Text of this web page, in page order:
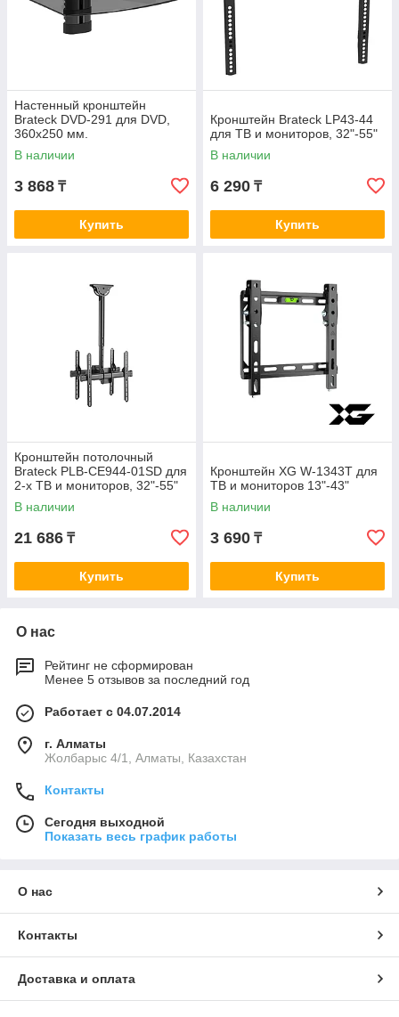
Настенный кронштейн
Brateck DVD-291 для DVD,
360х250 мм.
В наличии
3 868 ₸
Купить
Кронштейн Brateck LP43-44
для ТВ и мониторов, 32"-55"
В наличии
6 290 ₸
Купить
Кронштейн потолочный
Brateck PLB-CE944-01SD для
2-х ТВ и мониторов, 32"-55"
В наличии
21 686 ₸
Купить
Кронштейн XG W-1343T для
ТВ и мониторов 13"-43"
В наличии
3 690 ₸
Купить
О нас
Рейтинг не сформирован
Менее 5 отзывов за последний год
Работает с 04.07.2014
г. Алматы
Жолбарыс 4/1, Алматы, Казахстан
Контакты
Сегодня выходной
Показать весь график работы
О нас
Контакты
Доставка и оплата